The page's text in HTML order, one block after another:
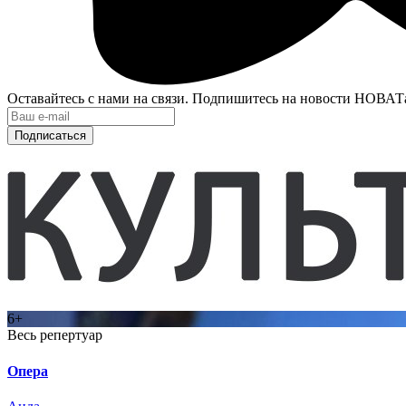
Оставайтесь с нами на связи. Подпишитесь на новости
Подписаться
6+
Весь репертуар
Опера